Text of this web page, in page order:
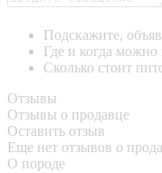
Подскажите,
Где и когда можно
Сколько стоит
Отзывы
Отзывы о продавце
Оставить отзыв
Еще нет отзывов о
О породе